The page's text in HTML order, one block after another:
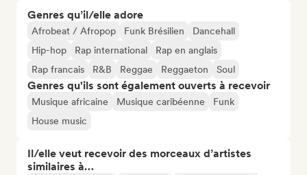
Genres qu’il/elle adore
Afrobeat / Afropop Funk Brésilien
Dancehall
Hip-hop
Rap international
Rap en anglais
Rap francais
R&B Reggae Reggaeton Soul
Genres qu'ils sont également ouverts à recevoir
Musique africaine Musique caribéenne
Funk
House music
Il/elle veut recevoir des morceaux d’artistes
similaires à…